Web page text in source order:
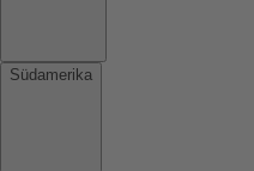
Südamerika